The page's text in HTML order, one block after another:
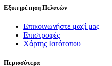
Εξυπηρέτηση Πελατών
Επικοινωνήστε μαζί μας
Επιστροφές
Χάρτης Ιστότοπου
Περισσότερα